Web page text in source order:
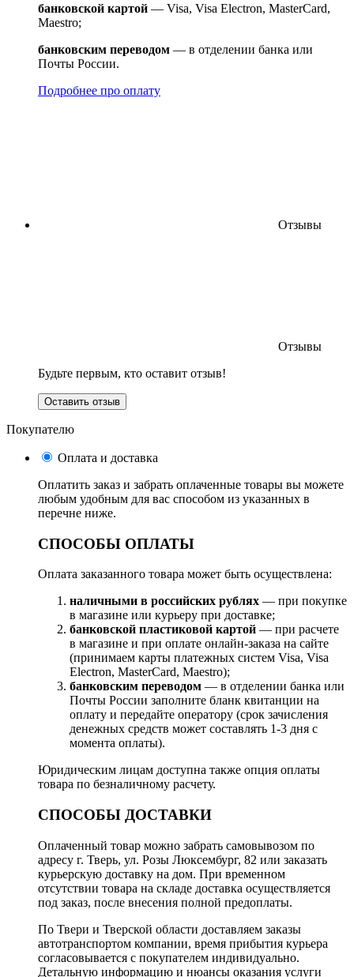
банковской картой — Visa, Visa Electron, MasterCard,
Maestro;
банковским переводом — в отделении банка или
Почты России.
Подробнее про оплату
Отзывы
Отзывы
Будьте первым, кто оставит отзыв!
Оставить отзыв
Покупателю
Оплата и доставка
Оплатить заказ и забрать оплаченные товары вы можете
любым удобным для вас способом из указанных в
перечне ниже.
СПОСОБЫ ОПЛАТЫ
Оплата заказанного товара может быть осуществлена:
наличными в российских рублях — при покупке
в магазине или курьеру при доставке;
банковской пластиковой картой — при расчете
в магазине и при оплате онлайн-заказа на сайте
(принимаем карты платежных систем Visa, Visa
Electron, MasterCard, Maestro);
банковским переводом — в отделении банка или
Почты России заполните бланк квитанции на
оплату и передайте оператору (срок зачисления
денежных средств может составлять 1-3 дня с
момента оплаты).
Юридическим лицам доступна также опция оплаты
товара по безналичному расчету.
СПОСОБЫ ДОСТАВКИ
Оплаченный товар можно забрать самовывозом по
адресу г. Тверь, ул. Розы Люксембург, 82 или заказать
курьерскую доставку на дом. При временном
отсутствии товара на складе доставка осуществляется
под заказ, после внесения полной предоплаты.
По Твери и Тверской области доставляем заказы
автотранспортом компании, время прибытия курьера
согласовывается с покупателем индивидуально.
Детальную информацию и нюансы оказания услуги